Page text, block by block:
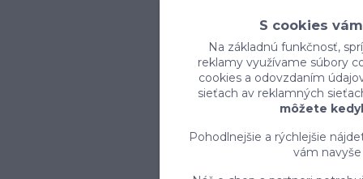
S cookies
Na základnú funkčnosť,
reklamy využívame súbory
cookies a odovzdaním
sieťach av reklamných
môžete
Pohodlnejšie a rýchlejšie
vám